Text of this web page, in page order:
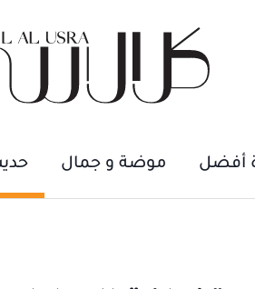
أفضل موضة و جمال